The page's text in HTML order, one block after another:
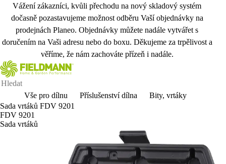
Vážení zákazníci, kvůli přechodu na nový skladový systém
dočasně pozastavujeme možnost odběru Vaší objednávky na
prodejnách Planeo. Objednávky můžete nadále vytvářet s
doručením na Vaši adresu nebo do boxu. Děkujeme za trpělivost a
věříme, že nám zachováte přízeň i nadále.
Vše pro dílnu Příslušenství dílna
Bity, vrtáky
Sada vrtáků FDV 9201
FDV 9201
Sada vrtáků